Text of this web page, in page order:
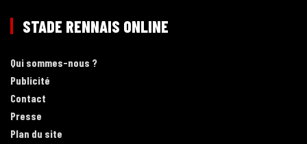
STADE RENNAIS ONLINE
Qui sommes-nous ?
Publicité
Contact
Presse
Plan du site